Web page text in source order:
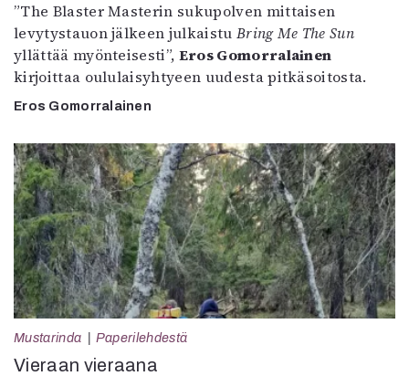
”The Blaster Masterin sukupolven mittaisen
levytystauon jälkeen julkaistu Bring Me The Sun
yllättää myönteisesti”, Eros Gomorralainen
kirjoittaa oululaisyhtyeen uudesta pitkäsoitosta.
Eros Gomorralainen
Mustarinda Paperilehdestä
Vieraan vieraana